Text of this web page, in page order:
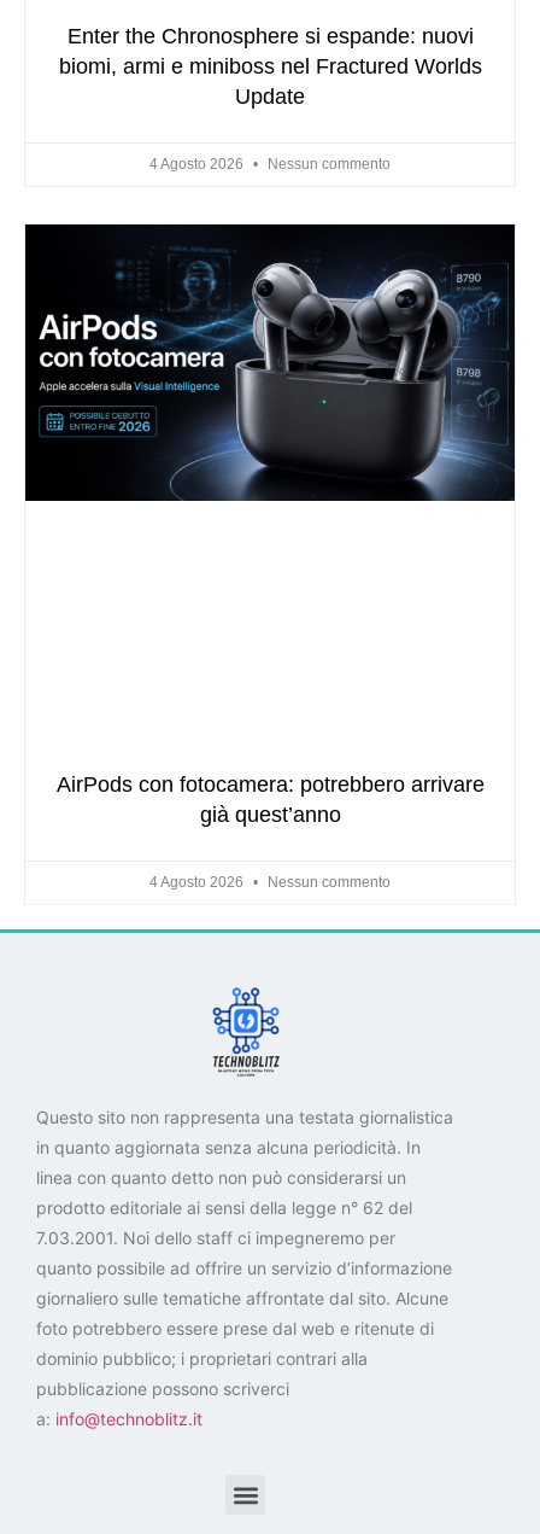
Enter the Chronosphere si espande: nuovi
biomi, armi e miniboss nel Fractured Worlds
Update
4 Agosto 2026 Nessun commento
AirPods con fotocamera: potrebbero arrivare
già quest’anno
4 Agosto 2026 Nessun commento
Questo sito non rappresenta una testata giornalistica
in quanto aggiornata senza alcuna periodicità. In
linea con quanto detto non può considerarsi un
prodotto editoriale ai sensi della legge n° 62 del
7.03.2001. Noi dello staff ci impegneremo per
quanto possibile ad offrire un servizio d’informazione
giornaliero sulle tematiche affrontate dal sito. Alcune
foto potrebbero essere prese dal web e ritenute di
dominio pubblico; i proprietari contrari alla
pubblicazione possono scriverci
a: info@technoblitz.it